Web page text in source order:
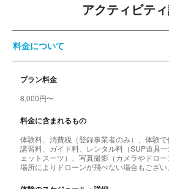
アクティビテ
料金について
プラン料金
8,000円〜
料金に含まれるもの
体験料、消費税（登録事業者のみ）、体験で
講習料、ガイド料、レンタル料（SUP道具
ェットスーツ）、写真撮影（カメラやドロ
場所によりドローンが飛べない場合もござい